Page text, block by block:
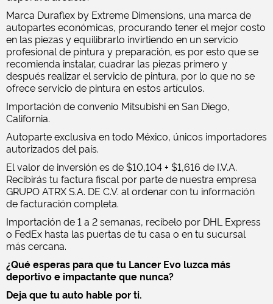
Marca Duraflex by Extreme Dimensions, una marca de
autopartes económicas, procurando tener el mejor costo
en las piezas y equilibrarlo invirtiendo en un servicio
profesional de pintura y preparación, es por esto que se
recomienda instalar, cuadrar las piezas primero y
después realizar el servicio de pintura, por lo que no se
ofrece servicio de pintura en estos artículos.
Importación de convenio Mitsubishi en San Diego,
California.
Autoparte exclusiva en todo México, únicos importadores
autorizados del país.
El valor de inversión es de $10,104 + $1,616 de I.V.A.
Recibirás tu factura fiscal por parte de nuestra empresa
GRUPO ATRX S.A. DE C.V. al ordenar con tu información
de facturación completa.
Importación de 1 a 2 semanas, recíbelo por DHL Express
o FedEx hasta las puertas de tu casa o en tu sucursal
más cercana.
¿Qué esperas para que tu Lancer Evo luzca más
deportivo e impactante que nunca?
Deja que tu auto hable por ti.